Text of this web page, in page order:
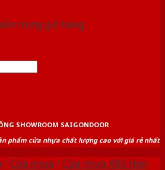
trong giỏ hàng.
SHOWROOM SAIGONDOOR
phẩm cửa nhựa chất lượng cao với giá rẻ nhất
/Cửa nhựa /Cửa nhựa ABS Hàn